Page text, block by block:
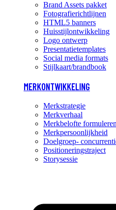
Brand Assets pakket
Fotografierichtlijnen
HTML5 banners
Huisstijlontwikkeling
Logo ontwerp
Presentatietemplates
Social media formats
Stijlkaart/brandbook
MERKONTWIKKELING
Merkstrategie
Merkverhaal
Merkbelofte formuleren
Merkpersoonlijkheid
Doelgroep-
Positioneringstraject
Storysessie